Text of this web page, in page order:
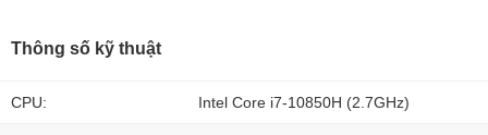
Thông số kỹ thuật
CPU: Intel Core i7-10850H (2.7GHz)